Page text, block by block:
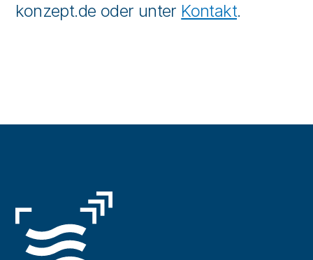
konzept.de oder unter Kontakt.